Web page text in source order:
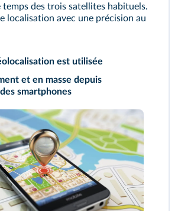
temps des trois satellites habituels.
localisation avec une précision au
est utilisée
et en masse depuis
smartphones